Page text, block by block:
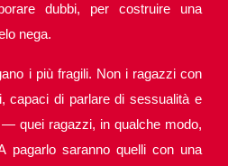
dubbi, per costruire una
nega.
i più fragili. Non i ragazzi con
capaci di parlare di sessualità e
quei ragazzi, in qualche modo,
pagarlo saranno quelli con una